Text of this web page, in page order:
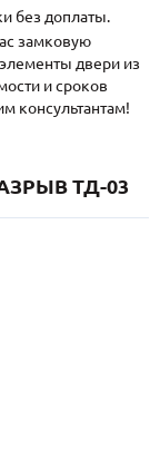
без доплаты.
замковую
двери из
и сроков
консультантам!
ТД-03